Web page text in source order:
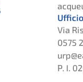
Via
0575
P. I.